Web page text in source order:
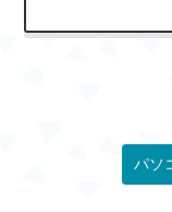
パソ